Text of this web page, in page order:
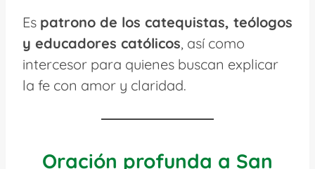
Es patrono de los catequistas, teólogos
y educadores católicos, así como
intercesor para quienes buscan explicar
la fe con amor y claridad.
Oración profunda a San